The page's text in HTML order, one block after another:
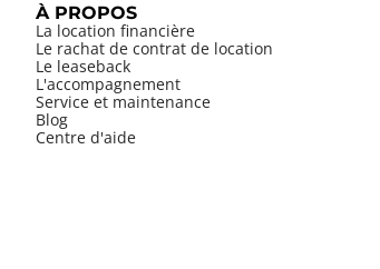
À PROPOS
La location financière
Le rachat de contrat de location
Le leaseback
L'accompagnement
Service et maintenance
Blog
Centre d'aide